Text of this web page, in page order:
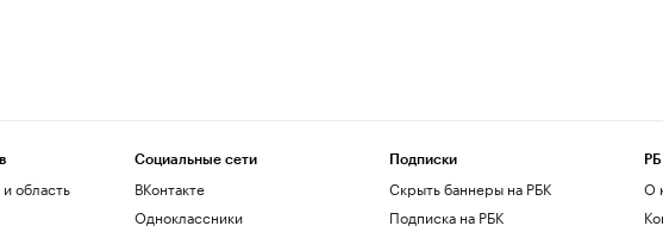
область
Социальные сети
ВКонтакте
Одноклассники
Подписки
Скрыть баннеры на РБК
Подписка на РБК
О